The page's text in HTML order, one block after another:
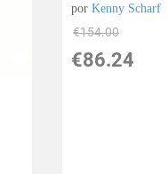
porKenny Scharf
€154.00
€86.24